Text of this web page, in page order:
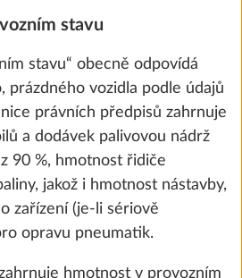
Přidat
stavu
stavu“ obecně odpovídá
prázdného vozidla podle údajů
právních předpisů zahrnuje
a dodávek palivovou nádrž
90 %, hmotnost řidiče
jakož i hmotnost nástavby,
zařízení (je-li sériově
opravu pneumatik.
hmotnost v provozním